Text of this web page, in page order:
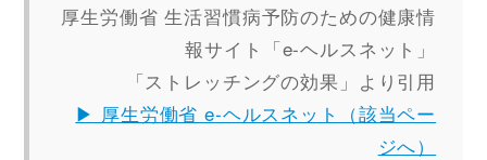
厚生労働省 生活習慣病予防のための健康情
報サイト「e-ヘルスネット」
「ストレッチングの効果」より引用
▶ 厚生労働省 e-ヘルスネット（該当ペー
ジへ）